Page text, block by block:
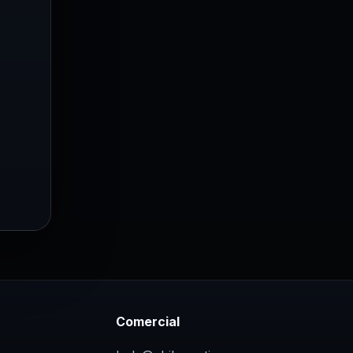
Comercial